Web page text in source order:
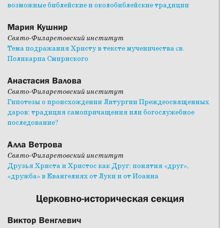
возможные библейские и околобиблейские традиции
Мария Кушнир
Свято-Филаретовский институт
Тема подражания Христу в тексте мученичества cв.
Поликарпа Смирнского
Анастасия Валова
Свято-Филаретовский институт
Гипотезы о происхождении Литургии Преждеосвященных
даров: традиция самопричащения или богослужебное
последование?
Алла Ветрова
Свято-Филаретовский институт
Друзья Христа и Христос как Друг: понятия «друг»,
«дружба» в Евангелиях от Луки и от Иоанна
Церковно-историческая секция
Виктор Венглевич